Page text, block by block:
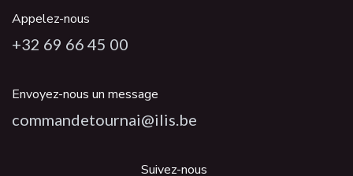
Appelez-nous
+32 69 66 45 00
Envoyez-nous un message
commandetournai@ilis.be
Suivez-nous